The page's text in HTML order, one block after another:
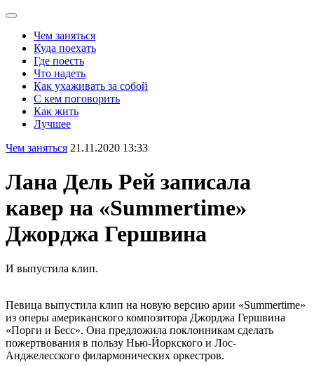
Чем заняться
Куда поехать
Где поесть
Что надеть
Как ухаживать за собой
С кем поговорить
Как жить
Лучшее
Чем заняться 21.11.2020 13:33
Лана Дель Рей записала
кавер на «Summertime»
Джорджа Гершвина
И выпустила клип.
Певица выпустила клип на новую версию арии «Summertime»
из оперы американского композитора Джорджа Гершвина
«Порги и Бесс». Она предложила поклонникам сделать
пожертвования в пользу Нью-Йоркского и Лос-
Анджелесского филармонических оркестров.